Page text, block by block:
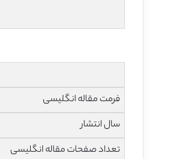
فرمت مقاله انگلیسی
سال انتشار
تعداد صفحات مقاله انگلیسی